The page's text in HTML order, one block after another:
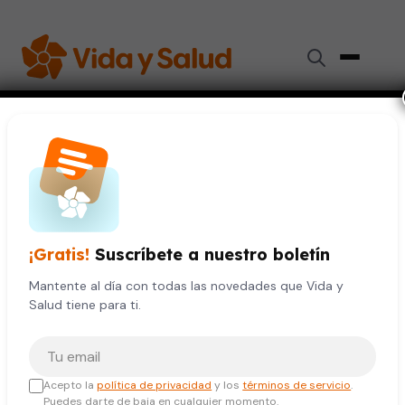
Inicio Videos de Salud
CORAZÓN SALUD DE LA MUJER
Trasplantes de corazón
12 de octubre, 2023
¡Gratis! Suscríbete a nuestro boletín
Mantente al día con todas las novedades que Vida y
Salud tiene para ti.
Acepto lapolítica de privacidad y lostérminos de servicio.
Puedes darte de baja en cualquier momento.